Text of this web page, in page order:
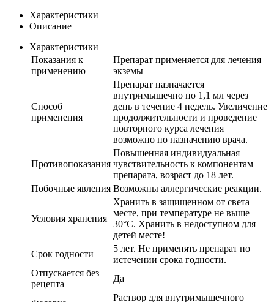
Характеристики
Описание
Характеристики
Показания к
применению
Препарат применяется для лечения
экземы
Способ
применения
Препарат назначается
внутримышечно по 1,1 мл через
день в течение 4 недель. Увеличение
продолжительности и проведение
повторного курса лечения
возможно по назначению врача.
Противопоказания
Повышенная индивидуальная
чувствительность к компонентам
препарата, возраст до 18 лет.
Побочные явления Возможны аллергические реакции.
Условия хранения
Хранить в защищенном от света
месте, при температуре не выше
30°С. Хранить в недоступном для
детей месте!
Срок годности
5 лет. Не применять препарат по
истечении срока годности.
Отпускается без
рецепта
Да
Раствор для внутримышечного